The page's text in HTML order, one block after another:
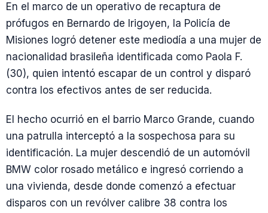
En el marco de un operativo de recaptura de
prófugos en Bernardo de Irigoyen, la Policía de
Misiones logró detener este mediodía a una mujer de
nacionalidad brasileña identificada como Paola F.
(30), quien intentó escapar de un control y disparó
contra los efectivos antes de ser reducida.
El hecho ocurrió en el barrio Marco Grande, cuando
una patrulla interceptó a la sospechosa para su
identificación. La mujer descendió de un automóvil
BMW color rosado metálico e ingresó corriendo a
una vivienda, desde donde comenzó a efectuar
disparos con un revólver calibre 38 contra los